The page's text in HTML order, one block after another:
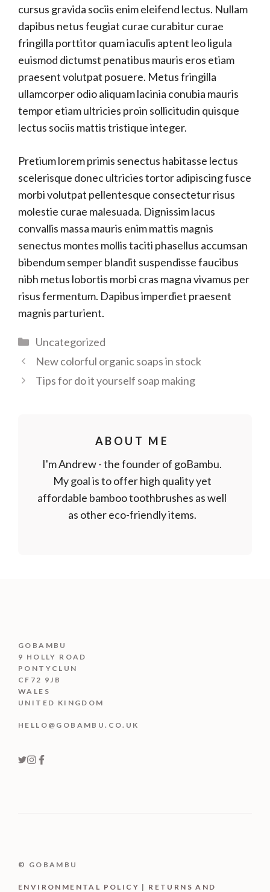
cursus gravida sociis enim eleifend lectus. Nullam
dapibus netus feugiat curae curabitur curae
fringilla porttitor quam iaculis aptent leo ligula
euismod dictumst penatibus mauris eros etiam
praesent volutpat posuere. Metus fringilla
ullamcorper odio aliquam lacinia conubia mauris
tempor etiam ultricies proin sollicitudin quisque
lectus sociis mattis tristique integer.
Pretium lorem primis senectus habitasse lectus
scelerisque donec ultricies tortor adipiscing fusce
morbi volutpat pellentesque consectetur risus
molestie curae malesuada. Dignissim lacus
convallis massa mauris enim mattis magnis
senectus montes mollis taciti phasellus accumsan
bibendum semper blandit suspendisse faucibus
nibh metus lobortis morbi cras magna vivamus per
risus fermentum. Dapibus imperdiet praesent
magnis parturient.
Categories
Uncategorized
New colorful organic soaps in stock
Tips for do it yourself soap making
ABOUT ME
I'm Andrew - the founder of goBambu.
My goal is to offer high quality yet
affordable bamboo toothbrushes as well
as other eco-friendly items.
GOBAMBU
9 HOLLY ROAD
PONTYCLUN
CF72 9JB
WALES
UNITED KINGDOM
HELLO@GOBAMBU.CO.UK
© GOBAMBU
ENVIRONMENTAL POLICY | RETURNS AND